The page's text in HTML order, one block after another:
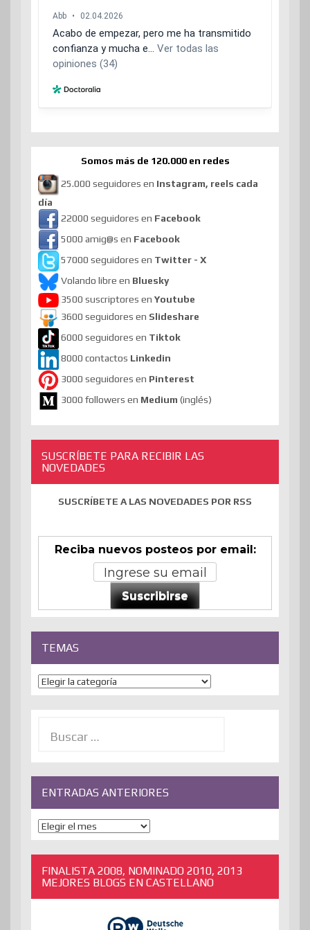
Somos más de 120.000 en redes
25.000 seguidores en Instagram, reels cada
día
22000 seguidores en Facebook
5000 amig@s en Facebook
57000 seguidores en Twitter - X
Volando libre en Bluesky
3500 suscriptores en Youtube
3600 seguidores en Slideshare
6000 seguidores en Tiktok
8000 contactos Linkedin
3000 seguidores en Pinterest
3000 followers en Medium (inglés)
SUSCRÍBETE PARA RECIBIR LAS
NOVEDADES
SUSCRÍBETE A LAS NOVEDADES POR RSS
Reciba nuevos posteos por email:
Suscribirse
TEMAS
Temas
ENTRADAS ANTERIORES
ENTRADAS
ANTERIORES
FINALISTA 2008, NOMINADO 2010, 2013
MEJORES BLOGS EN CASTELLANO